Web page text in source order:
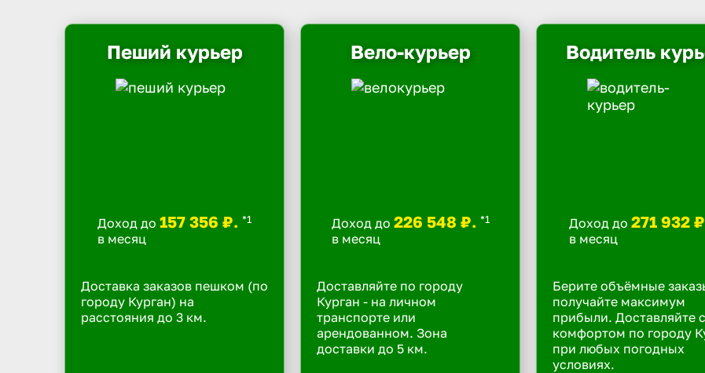
Пеший курьер
Доход до 157 356 ₽. *1
в месяц
Доставка заказов пешком (по
городу Курган) на
расстояния до 3 км.
Вело-курьер
Доход до 226 548 ₽. *1
в месяц
Доставляйте по городу
Курган - на личном
транспорте или
арендованном. Зона
доставки до 5 км.
Водитель
Доход до 271 932
в месяц
Берите объёмные
получайте максимум
прибыли. Доставляйте с
комфортом по городу
при любых погодных
условиях.